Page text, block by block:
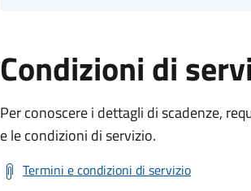
Condizioni di
Per conoscere i dettagli di scadenze,
e le condizioni di servizio.
Termini e condizioni di servizio